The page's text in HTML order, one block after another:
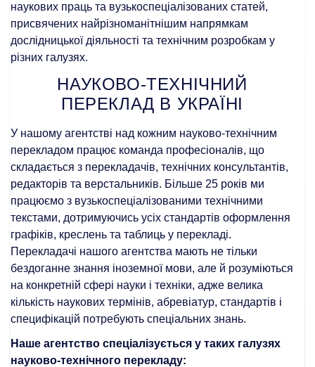
наукових праць та вузькоспеціалізованих статей,
присвячених найрізноманітнішим напрямкам
дослідницької діяльності та технічним розробкам у
різних галузях.
НАУКОВО-ТЕХНІЧНИЙ
ПЕРЕКЛАД В УКРАЇНІ
У нашому агентстві над кожним науково-технічним
перекладом працює команда професіоналів, що
складається з перекладачів, технічних консультантів,
редакторів та верстальників. Більше 25 років ми
працюємо з вузькоспеціалізованими технічними
текстами, дотримуючись усіх стандартів оформлення
графіків, креслень та таблиць у перекладі.
Перекладачі нашого агентства мають не тільки
бездоганне знання іноземної мови, але й розуміються
на конкретній сфері науки і техніки, адже велика
кількість наукових термінів, абревіатур, стандартів і
специфікацій потребують спеціальних знань.
Наше агентство спеціалізується у таких галузях
науково-технічного перекладу: